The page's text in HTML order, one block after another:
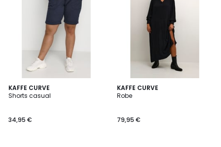
KAFFE CURVE
Shorts casual
34,95 €
4
Couleurs
KAFFE CURVE
Robe
79,95 €
2
Couleurs